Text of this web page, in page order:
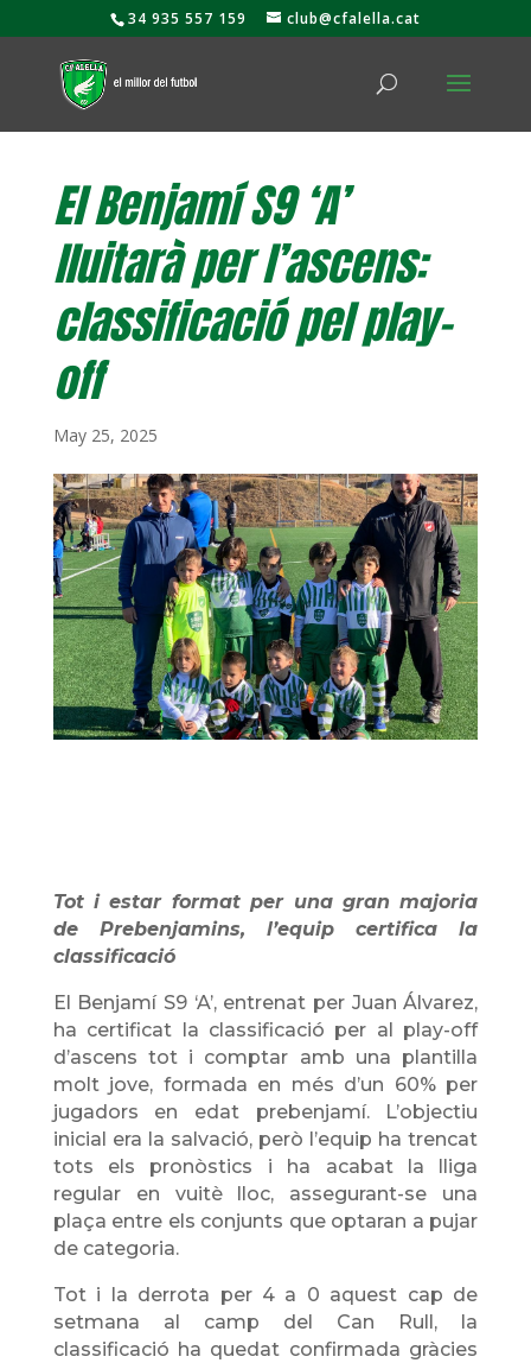
34 935 557 159 club@cfalella.cat
El Benjamí S9 ‘A’
lluitarà per l’ascens:
classificació pel play-
off
May 25, 2025
Tot i estar format per una gran majoria
de Prebenjamins, l’equip certifica la
classificació
El Benjamí S9 ‘A’, entrenat per Juan Álvarez,
ha certificat la classificació per al play-off
d’ascens tot i comptar amb una plantilla
molt jove, formada en més d’un 60% per
jugadors en edat prebenjamí. L’objectiu
inicial era la salvació, però l’equip ha trencat
tots els pronòstics i ha acabat la lliga
regular en vuitè lloc, assegurant-se una
plaça entre els conjunts que optaran a pujar
de categoria.
Tot i la derrota per 4 a 0 aquest cap de
setmana al camp del Can Rull, la
classificació ha quedat confirmada gràcies